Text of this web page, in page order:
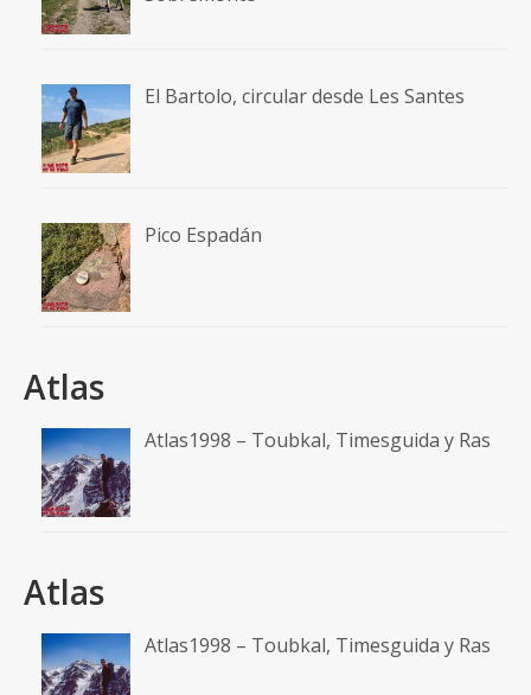
El Bartolo, circular desde Les Santes
Pico Espadán
Atlas
Atlas1998 – Toubkal, Timesguida y Ras
Atlas
Atlas1998 – Toubkal, Timesguida y Ras